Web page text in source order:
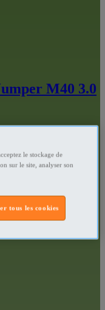
M40 3.0
le stockage de
sur le site, analyser son
tous les cookies